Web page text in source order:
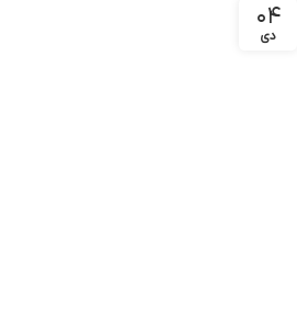
۰۴
دی